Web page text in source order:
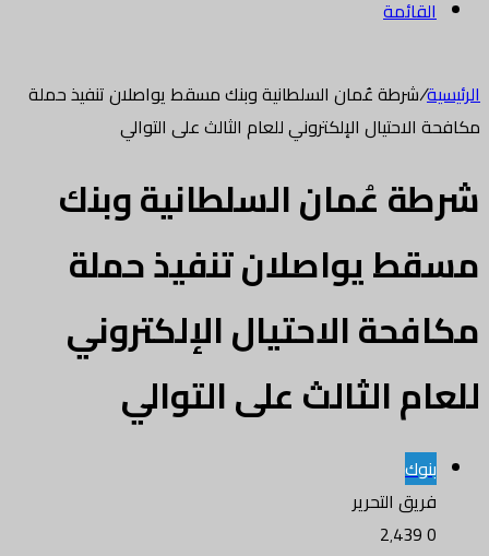
القائمة
الرئيسية/شرطة عُمان السلطانية وبنك مسقط يواصلان تنفيذ حملة
مكافحة الاحتيال الإلكتروني للعام الثالث على التوالي
شرطة عُمان السلطانية وبنك
مسقط يواصلان تنفيذ حملة
مكافحة الاحتيال الإلكتروني
للعام الثالث على التوالي
بنوك
فريق التحرير
0